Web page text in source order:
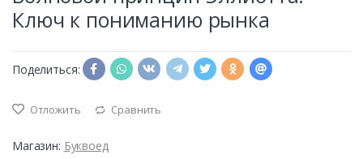
Ключ к пониманию рынка
Поделиться:
Отложить Сравнить
Магазин: Буквоед